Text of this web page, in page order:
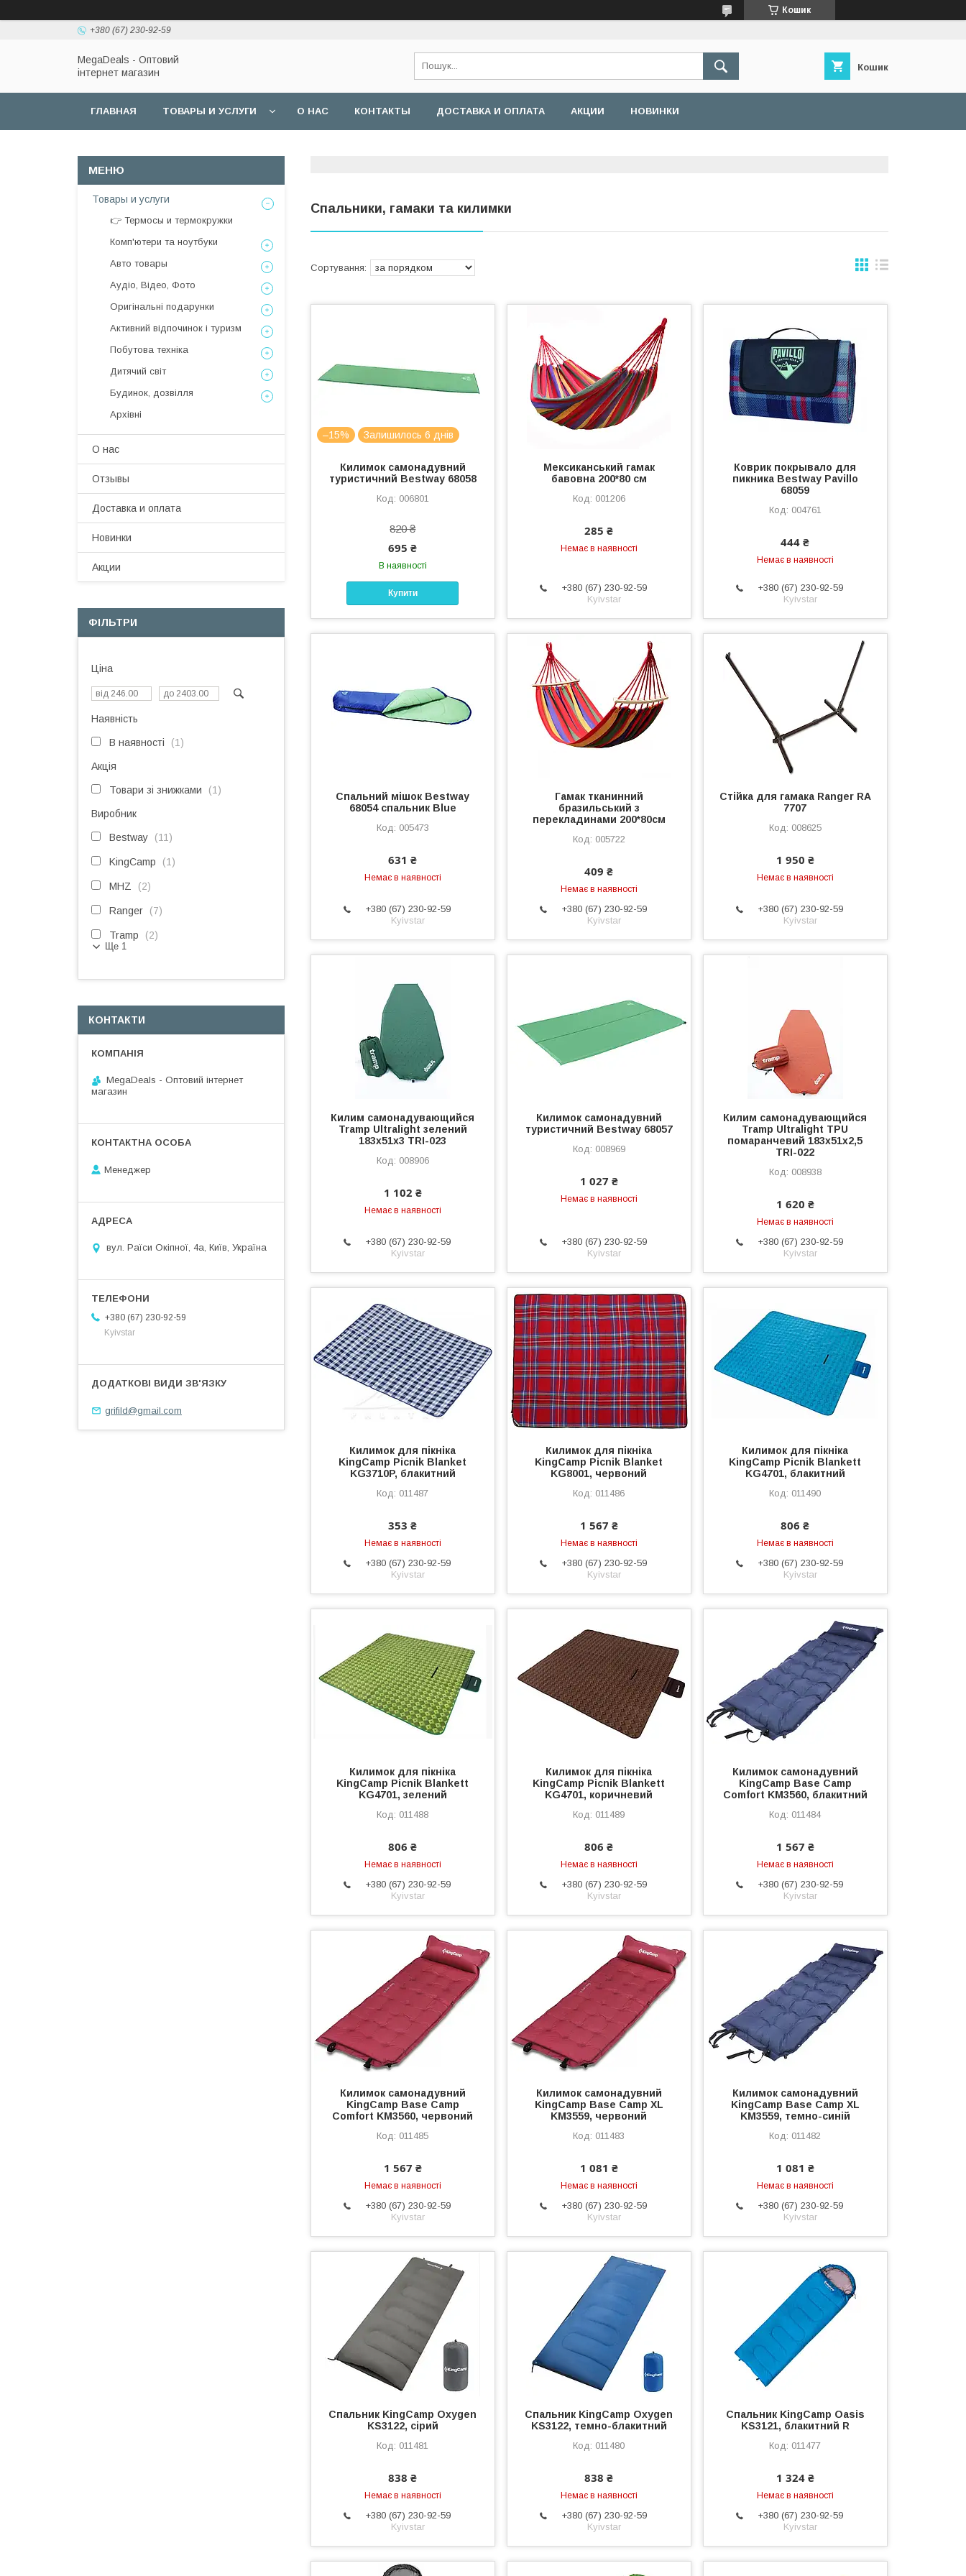
Кошик
+380 (67) 230-92-59
MegaDeals - Оптовий
інтернет магазин
Кошик
ГЛАВНАЯ ТОВАРЫ И УСЛУГИ О НАС КОНТАКТЫ ДОСТАВКА И ОПЛАТА АКЦИИ НОВИНКИ
Спальники, гамаки та килимки
–15% Залишилось 6 днів
Килимок самонадувний
туристичний Bestway 68058
006801
820 ₴
695 ₴
В наявності
Купити
Мексиканський гамак
бавовна 200*80 см
001206
285 ₴
Немає в наявності
+380 (67) 230-92-59
Kyivstar
Коврик покрывало для
пикника Bestway Pavillo
68059
004761
444 ₴
Немає в наявності
+380 (67) 230-92-59
Kyivstar
Спальний мішок Bestway
68054 спальник Blue
005473
631 ₴
Немає в наявності
+380 (67) 230-92-59
Kyivstar
Гамак тканинний
бразильський з
перекладинами 200*80см
005722
409 ₴
Немає в наявності
+380 (67) 230-92-59
Kyivstar
Стійка для гамака Ranger RA
7707
008625
1 950 ₴
Немає в наявності
+380 (67) 230-92-59
Kyivstar
Килим самонадувающийся
Tramp Ultralight зелений
183х51х3 TRI-023
008906
1 102 ₴
Немає в наявності
+380 (67) 230-92-59
Kyivstar
Килимок самонадувний
туристичний Bestway 68057
008969
1 027 ₴
Немає в наявності
+380 (67) 230-92-59
Kyivstar
Килим самонадувающийся
Tramp Ultralight TPU
помаранчевий 183х51х2,5
TRI-022
008938
1 620 ₴
Немає в наявності
+380 (67) 230-92-59
Kyivstar
Килимок для пікніка
KingCamp Picnik Blanket
KG3710P, блакитний
011487
353 ₴
Немає в наявності
+380 (67) 230-92-59
Kyivstar
Килимок для пікніка
KingCamp Picnik Blanket
KG8001, червоний
011486
1 567 ₴
Немає в наявності
+380 (67) 230-92-59
Kyivstar
Килимок для пікніка
KingCamp Picnik Blankett
KG4701, блакитний
011490
806 ₴
Немає в наявності
+380 (67) 230-92-59
Kyivstar
Килимок для пікніка
KingCamp Picnik Blankett
KG4701, зелений
011488
806 ₴
Немає в наявності
+380 (67) 230-92-59
Kyivstar
Килимок для пікніка
KingCamp Picnik Blankett
KG4701, коричневий
011489
806 ₴
Немає в наявності
+380 (67) 230-92-59
Kyivstar
Килимок самонадувний
KingCamp Base Camp
Comfort KM3560, блакитний
011484
1 567 ₴
Немає в наявності
+380 (67) 230-92-59
Kyivstar
Килимок самонадувний
KingCamp Base Camp
Comfort KM3560, червоний
011485
1 567 ₴
Немає в наявності
+380 (67) 230-92-59
Kyivstar
Килимок самонадувний
KingCamp Base Camp XL
KM3559, червоний
011483
1 081 ₴
Немає в наявності
+380 (67) 230-92-59
Kyivstar
Килимок самонадувний
KingCamp Base Camp XL
KM3559, темно-синій
011482
1 081 ₴
Немає в наявності
+380 (67) 230-92-59
Kyivstar
Спальник KingCamp Oxygen
KS3122, сірий
011481
838 ₴
Немає в наявності
+380 (67) 230-92-59
Kyivstar
Спальник KingCamp Oxygen
KS3122, темно-блакитний
011480
838 ₴
Немає в наявності
+380 (67) 230-92-59
Kyivstar
Спальник KingCamp Oasis
KS3121, блакитний R
011477
1 324 ₴
Немає в наявності
+380 (67) 230-92-59
Kyivstar
Товары и услуги
👉 Термосы и термокружки
Комп'ютери та ноутбуки
Авто товары
Аудіо, Відео, Фото
Оригінальні подарунки
Активний відпочинок і туризм
Побутова техніка
Дитячий світ
Будинок, дозвілля
Архівні
О нас
Отзывы
Доставка и оплата
Новинки
Акции
ФІЛЬТРИ
Ціна
Наявність
В наявності 1
Акція
Товари зі знижками 1
Виробник
Bestway 11
KingCamp 1
MHZ 2
Ranger 7
Tramp 2
Ще 1
КОНТАКТИ
MegaDeals - Оптовий інтернет
магазин
Менеджер
вул. Раїси Окіпної, 4а, Київ, Україна
+380 (67) 230-92-59
Kyivstar
grifild@gmail.com